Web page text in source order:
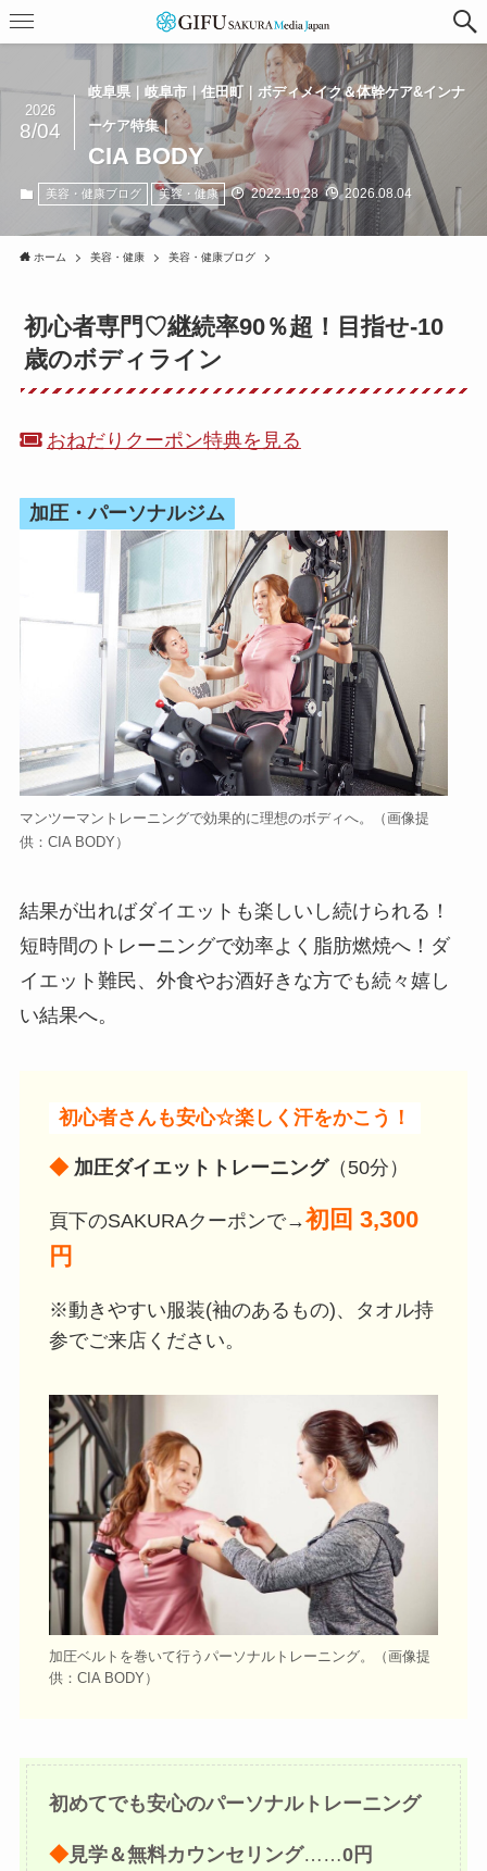
岐阜県｜岐阜市｜住田町｜ボディメイク＆体幹ケア&インナ
ーケア特集｜
CIA BODY
2026
8/04
美容・健康ブログ 美容・健康 2022.10.28 2026.08.04
ホーム 美容・健康 美容・健康ブログ
初心者専門♡継続率90％超！目指せ-10
歳のボディライン
おねだりクーポン特典を見る
加圧・パーソナルジム
マンツーマントレーニングで効果的に理想のボディへ。（画像提
供：CIA BODY）
結果が出ればダイエットも楽しいし続けられる！
短時間のトレーニングで効率よく脂肪燃焼へ！ダ
イエット難民、外食やお酒好きな方でも続々嬉し
い結果へ。
初心者さんも安心☆楽しく汗をかこう！
◆ 加圧ダイエットトレーニング（50分）
頁下のSAKURAクーポンで→初回 3,300
円
※動きやすい服装(袖のあるもの)、タオル持
参でご来店ください。
加圧ベルトを巻いて行うパーソナルトレーニング。
（画像提
供：CIA BODY）
初めてでも安心のパーソナルトレーニング
◆見学＆無料カウンセリング……0円